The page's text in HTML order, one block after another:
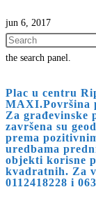
jun 6, 2017
the search panel.
Plac u centru
MAXI.Površina
Za građevinske
završena su
prema
uredbama
objekti korisne
kvadratnih. Za
0112418228 i